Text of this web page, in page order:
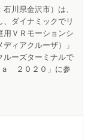
川県金沢市）は、
ダイナミックでリ
用ＶＲモーションシ
ィアクルーザ）」
ルーズターミナルで
２０２０」に参